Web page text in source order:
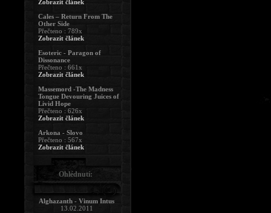
Zobrazit článek
Cales – Return From The
Other Side
Přečteno : 789x
Zobrazit článek
Esoteric - Paragon of
Dissonance
Přečteno : 661x
Zobrazit článek
Massemord -The Madness
Tongue Devouring Juices of
Livid Hope
Přečteno : 626x
Zobrazit článek
Arkona - Slovo
Přečteno : 567x
Zobrazit článek
Ohlédnutí:
Alghazanth - Vinum Intus
13.02.2011